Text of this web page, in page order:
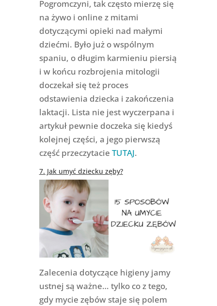
Pogromczyni, tak często mierzę się
na żywo i online z mitami
dotyczącymi opieki nad małymi
dziećmi. Było już o wspólnym
spaniu, o długim karmieniu piersią
i w końcu rozbrojenia mitologii
doczekał się też proces
odstawienia dziecka i zakończenia
laktacji. Lista nie jest wyczerpana i
artykuł pewnie doczeka się kiedyś
kolejnej części, a jego pierwszą
część przeczytacie TUTAJ.
7. Jak umyć dziecku zęby?
Zalecenia dotyczące higieny jamy
ustnej są ważne… tylko co z tego,
gdy mycie zębów staje się polem